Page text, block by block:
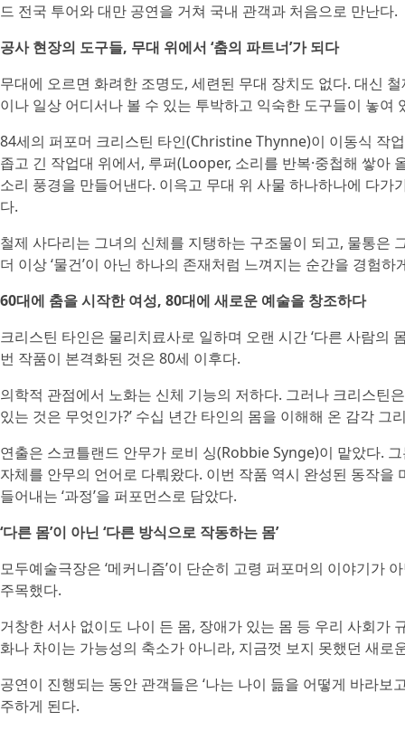
드 전국 투어와 대만 공연을 거쳐 국내 관객과 처음으로 만난다.
공사 현장의 도구들, 무대 위에서 ‘춤의 파트너’가 되다
무대에 오르면 화려한 조명도, 세련된 무대 장치도 없다. 대신
이나 일상 어디서나 볼 수 있는 투박하고 익숙한 도구들이 놓여
84세의 퍼포머 크리스틴 타인(Christine Thynne)이 이동식 작
좁고 긴 작업대 위에서, 루퍼(Looper, 소리를 반복·중첩해 쌓
소리 풍경을 만들어낸다. 이윽고 무대 위 사물 하나하나에 다
다.
철제 사다리는 그녀의 신체를 지탱하는 구조물이 되고, 물통은
더 이상 ‘물건’이 아닌 하나의 존재처럼 느껴지는 순간을 경험하
60대에 춤을 시작한 여성, 80대에 새로운 예술을 창조하다
크리스틴 타인은 물리치료사로 일하며 오랜 시간 ‘다른 사람의
번 작품이 본격화된 것은 80세 이후다.
의학적 관점에서 노화는 신체 기능의 저하다. 그러나 크리스틴
있는 것은 무엇인가?’ 수십 년간 타인의 몸을 이해해 온 감각
연출은 스코틀랜드 안무가 로비 싱(Robbie Synge)이 맡았다.
자체를 안무의 언어로 다뤄왔다. 이번 작품 역시 완성된 동작
들어내는 ‘과정’을 퍼포먼스로 담았다.
‘다른 몸’이 아닌 ‘다른 방식으로 작동하는 몸’
모두예술극장은 ‘메커니즘’이 단순히 고령 퍼포머의 이야기가
주목했다.
거창한 서사 없이도 나이 든 몸, 장애가 있는 몸 등 우리 사회가
화나 차이는 가능성의 축소가 아니라, 지금껏 보지 못했던 새
공연이 진행되는 동안 관객들은 ‘나는 나이 듦을 어떻게 바라보
주하게 된다.